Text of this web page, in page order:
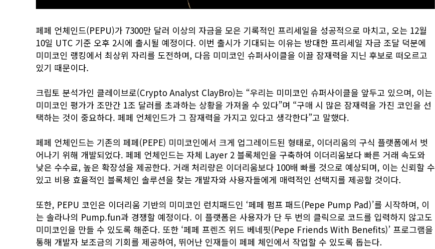
페페 언체인드(PEPU)가 7300만 달러 이상의 자금을 모은 기록적인 프리세일을 성공적으로 마치고, 오는 12월
10일 UTC 기준 오후 2시에 출시될 예정이다. 이번 출시가 기대되는 이유는 방대한 프리세일 자금 조달 덕분에
미미코인 랭킹에서 최상위 자리를 도전하며, 다음 미미코인 슈퍼사이클을 이끌 잠재력을 지닌 후보로 떠오르고
있기 때문이다.
크립토 분석가인 클레이브로(Crypto Analyst ClayBro)는 “우리는 미미코인 슈퍼사이클을 앞두고 있으며, 이는
미미코인 평가가 조만간 1조 달러를 초과하는 상황을 가져올 수 있다”며 “구매 시 많은 잠재력을 가진 코인을 선
택하는 것이 중요하다. 페페 언체인드가 그 잠재력을 가지고 있다고 생각한다”고 말했다.
페페 언체인드는 기존의 페페(PEPE) 미미코인에서 크게 업그레이드된 형태로, 이더리움의 구식 플랫폼에서 벗
어나기 위해 개발되었다. 페페 언체인드는 자체 Layer 2 블록체인을 구축하여 이더리움보다 빠른 거래 속도와
낮은 수수료, 높은 확장성을 제공한다. 거래 처리량은 이더리움보다 100배 빠를 것으로 예상되며, 이는 신뢰할 수
있고 비용 효율적인 블록체인 솔루션을 찾는 개발자와 사용자들에게 매력적인 선택지를 제공할 것이다.
또한, PEPU 코인은 이더리움 기반의 미미코인 런치패드인 ‘페페 펌프 패드(Pepe Pump Pad)’를 시작하며, 이
는 솔라나의 Pump.fun과 경쟁할 예정이다. 이 플랫폼은 사용자가 단 두 번의 클릭으로 코드를 입력하지 않고도
미미코인을 만들 수 있도록 해준다. 또한 ‘페페 프렌즈 위드 베네핏(Pepe Friends With Benefits)’ 프로그램을
통해 개발자 보조금의 기회를 제공하여, 뛰어난 인재들이 페페 체인에서 작업할 수 있도록 돕는다.